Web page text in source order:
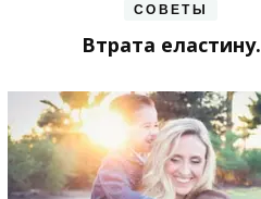
СОВЕТЫ
Втрата еластину.